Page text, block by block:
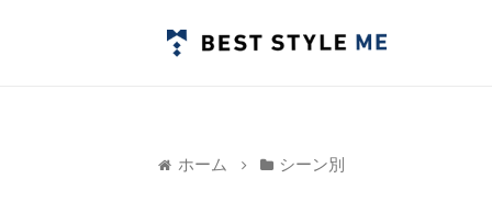
ホーム シーン別